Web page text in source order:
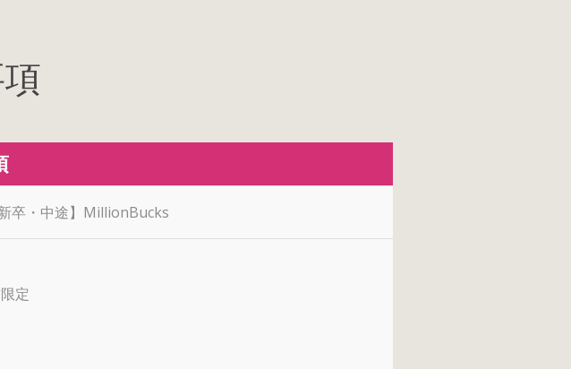
卒・中途】MillionBucks
定